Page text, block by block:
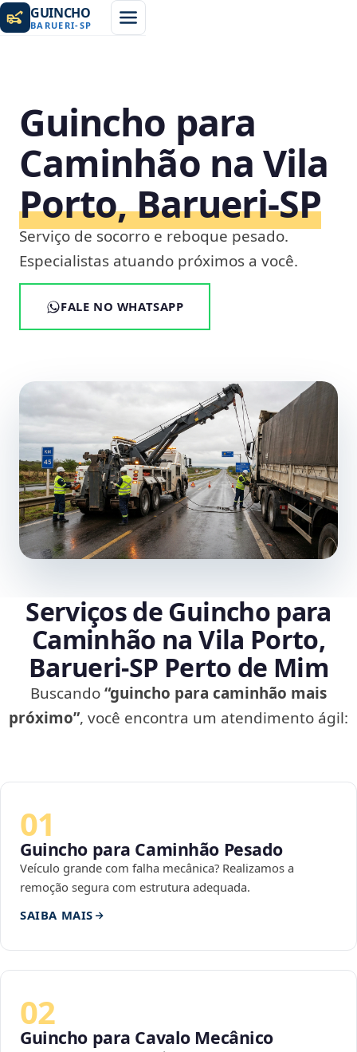
GUINCHO
BARUERI-SP
Guincho para
Caminhão na Vila
Porto, Barueri‑SP
Serviço de socorro e reboque pesado.
Especialistas atuando próximos a você.
FALE NO WHATSAPP
Serviços de Guincho para
Caminhão na Vila Porto,
Barueri‑SP Perto de Mim
Buscando“guincho para caminhão mais
próximo”, você encontra um atendimento ágil:
01
Guincho para Caminhão Pesado
Veículo grande com falha mecânica? Realizamos a
remoção segura com estrutura adequada.
SAIBA MAIS
02
Guincho para Cavalo Mecânico